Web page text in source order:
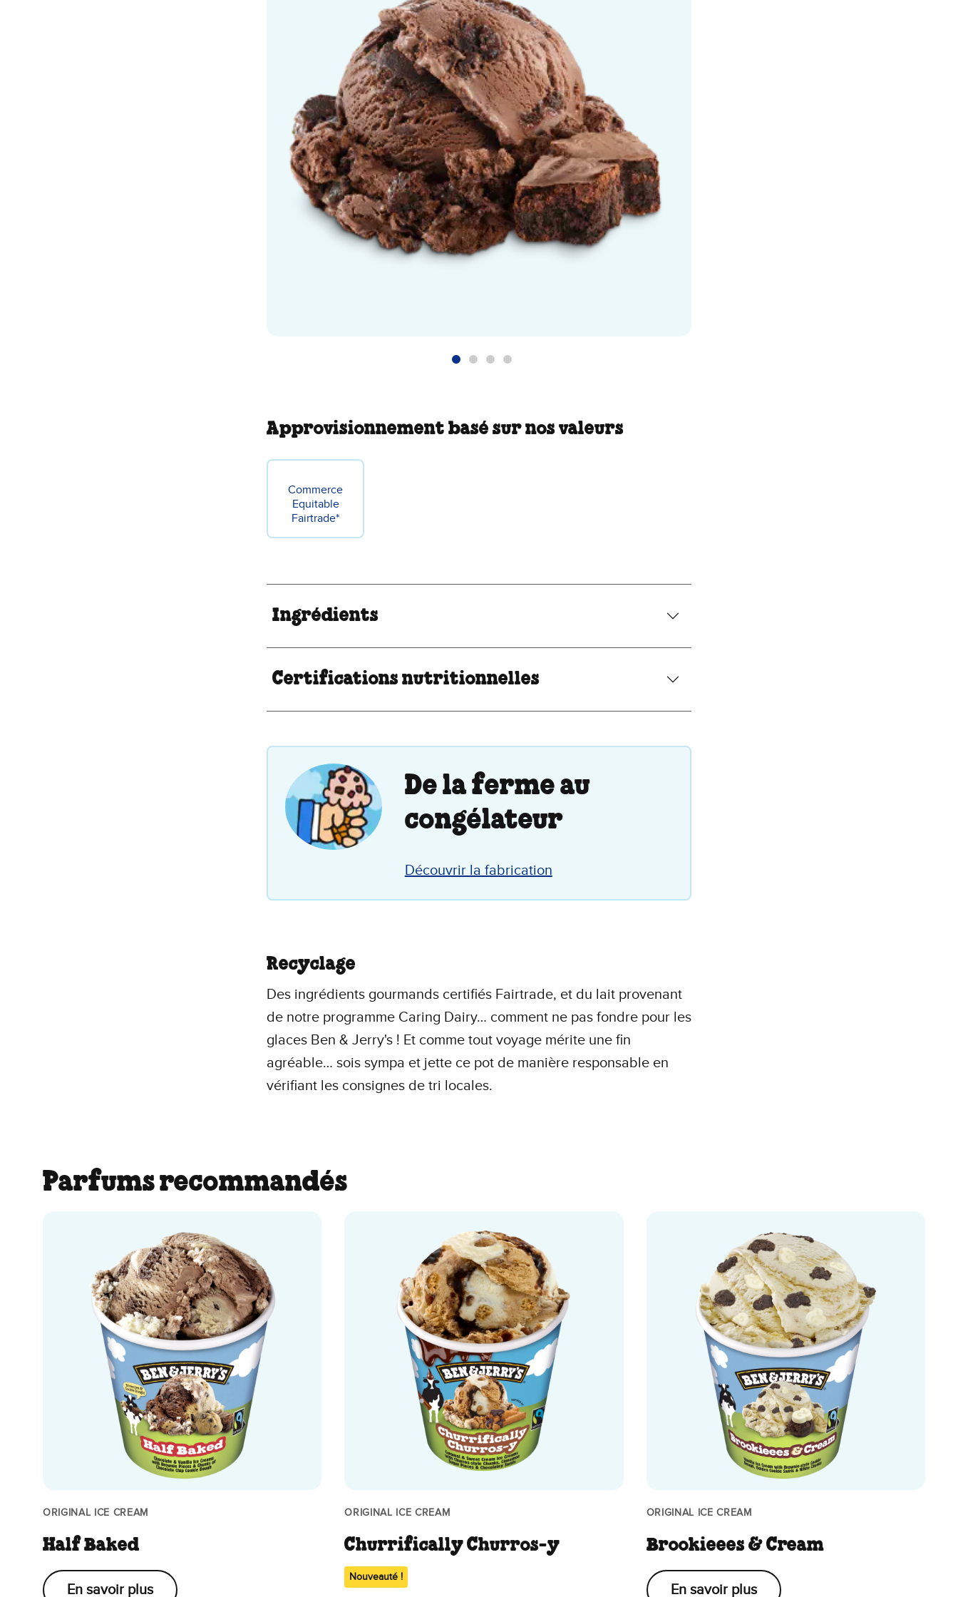
Approvisionnement basé sur nos valeurs
Commerce
Equitable
Fairtrade*
Ingrédients
Certifications nutritionnelles
De la ferme au
congélateur
Découvrir la fabrication
Recyclage
Des ingrédients gourmands certifiés Fairtrade, et du lait provenant
de notre programme Caring Dairy… comment ne pas fondre pour les
glaces Ben & Jerry's ! Et comme tout voyage mérite une fin
agréable… sois sympa et jette ce pot de manière responsable en
vérifiant les consignes de tri locales.
Parfums recommandés
ORIGINAL ICE CREAM
Half Baked
En savoir plus
ORIGINAL ICE CREAM
Churrifically Churros-y
Nouveauté !
ORIGINAL ICE CREAM
Brookieees & Cream
En savoir plus